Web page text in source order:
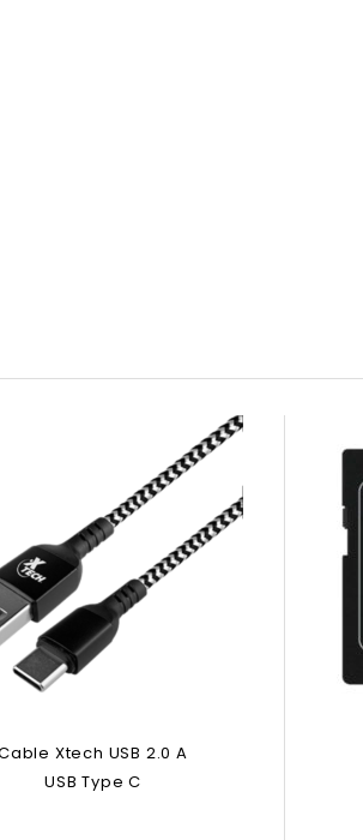
Xtech USB 2.0 A
USB Type C